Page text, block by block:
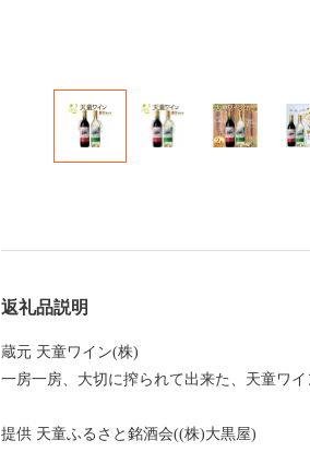
返礼品説明
蔵元 天童ワイン(株)
一房一房、大切に搾られて出来た、天童ワイ
提供 天童ふるさと銘酒会((株)大黒屋)